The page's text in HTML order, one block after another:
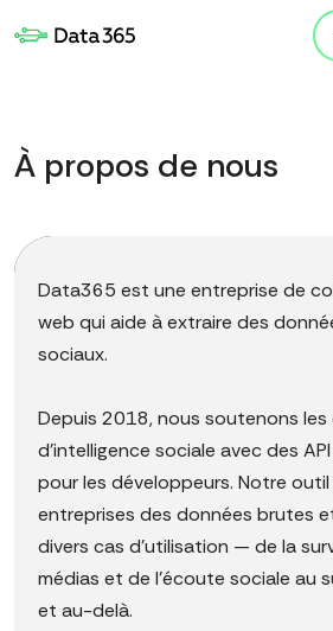
À propos de nous
Data365 est une entreprise de
web qui aide à extraire des
sociaux.
Depuis 2018, nous soutenons les
d'intelligence sociale avec des
pour les développeurs. Notre
entreprises des données brutes
divers cas d'utilisation — de la
médias et de l'écoute sociale au
et au-delà.